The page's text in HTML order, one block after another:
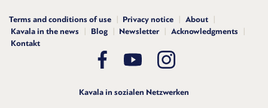
Terms and conditions of use Privacy notice
About
Kavala in the news
Blog Newsletter
Acknowledgments
Kontakt
Kavala in sozialen Netzwerken